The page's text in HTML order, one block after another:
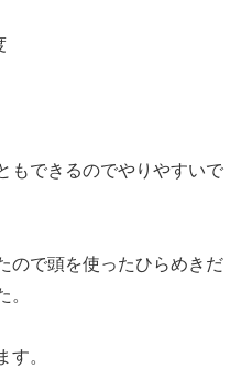
もできるのでやりやすいで
ので頭を使ったひらめきだ
。
す。